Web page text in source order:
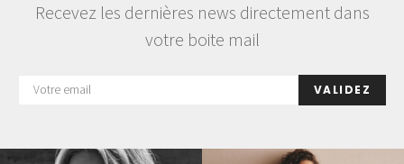
Recevez les dernières news directement dans
votre boite mail
VALIDEZ